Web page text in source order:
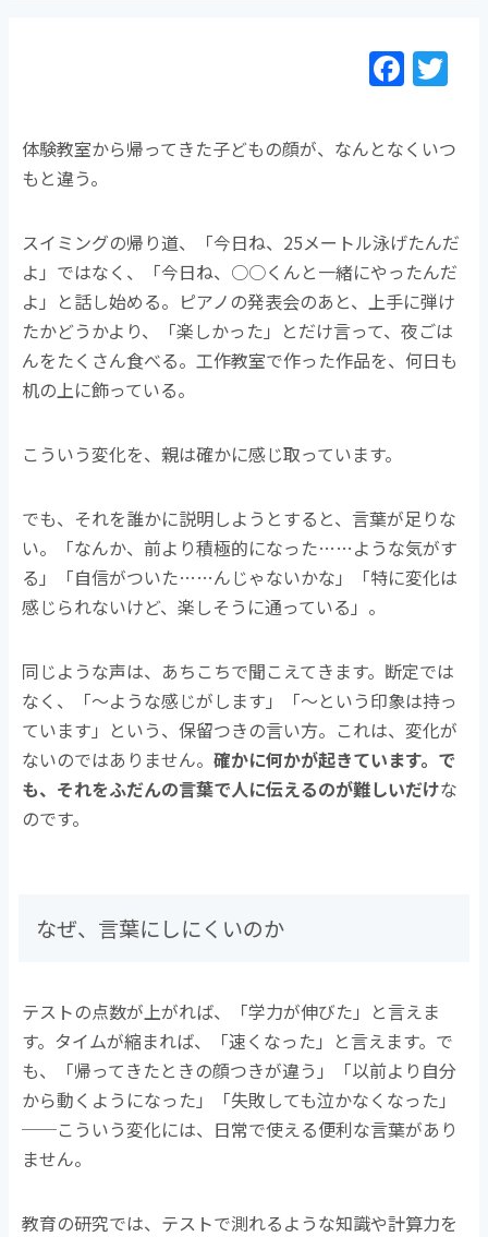
F
a
c
e
o
o
k
er
体験教室から帰ってきた子どもの顔が、なんとなくいつ
もと違う。
スイミングの帰り道、「今日ね、25メートル泳げたんだ
よ」ではなく、「今日ね、○○くんと一緒にやったんだ
よ」と話し始める。ピアノの発表会のあと、上手に弾け
たかどうかより、「楽しかった」とだけ言って、夜ごは
んをたくさん食べる。工作教室で作った作品を、何日も
机の上に飾っている。
こういう変化を、親は確かに感じ取っています。
でも、それを誰かに説明しようとすると、言葉が足りな
い。「なんか、前より積極的になった……ような気がす
る」「自信がついた……んじゃないかな」「特に変化は
感じられないけど、楽しそうに通っている」。
同じような声は、あちこちで聞こえてきます。断定では
なく、「〜ような感じがします」「〜という印象は持っ
ています」という、保留つきの言い方。これは、変化が
ないのではありません。確かに何かが起きています。で
も、それをふだんの言葉で人に伝えるのが難しいだけな
のです。
なぜ、言葉にしにくいのか
テストの点数が上がれば、「学力が伸びた」と言えま
す。タイムが縮まれば、「速くなった」と言えます。で
も、「帰ってきたときの顔つきが違う」「以前より自分
から動くようになった」「失敗しても泣かなくなった」
──こういう変化には、日常で使える便利な言葉があり
ません。
教育の研究では、テストで測れるような知識や計算力を